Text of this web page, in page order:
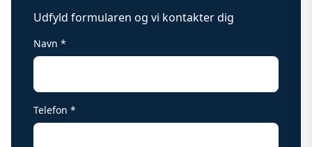
Udfyld formularen og vi kontakter dig
Navn *
Telefon *